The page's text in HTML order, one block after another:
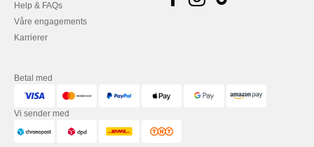
Help & FAQs
Våre engagements
Karrierer
Betal med
Vi sender med